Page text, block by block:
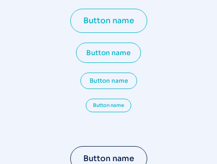
Button name
Button name
Button name
Button name
Button name